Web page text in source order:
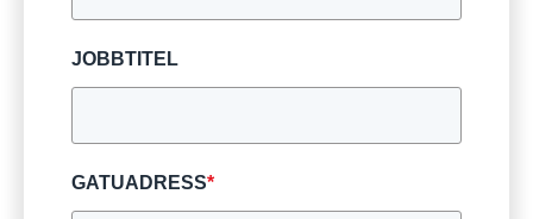
JOBBTITEL
GATUADRESS*